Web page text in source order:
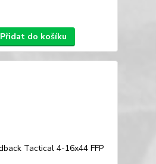
Přidat do košíku